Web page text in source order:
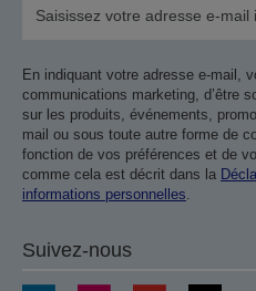
En indiquant votre adresse e-mail,
communications marketing, d’être
sur les produits, événements,
mail ou sous toute autre forme de
fonction de vos préférences et de
comme cela est décrit dans la
informations personnelles
Suivez-nous